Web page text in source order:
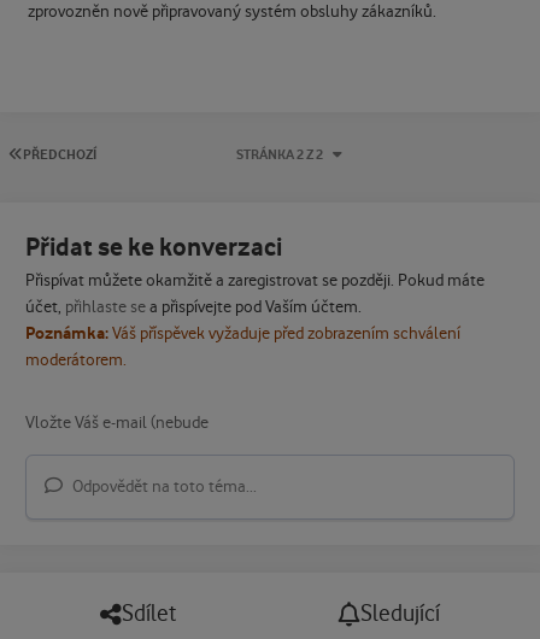
zprovozněn nově připravovaný systém obsluhy zákazníků.
PRVNÍ STRÁNKA
PŘEDCHOZÍ STRÁNKA 2 Z 2
Přidat se ke konverzaci
Přispívat můžete okamžitě a zaregistrovat se později. Pokud máte
účet, přihlaste sea přispívejte pod Vaším účtem.
Poznámka:Váš příspěvek vyžaduje před zobrazením schválení
moderátorem.
Odpovědět na toto téma...
Sdílet Sledující